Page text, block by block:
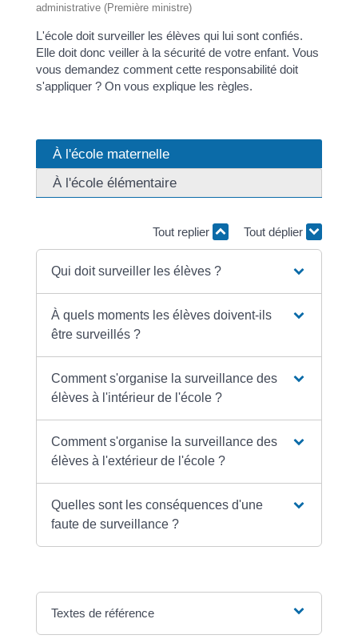
administrative (Première ministre)
L'école doit surveiller les élèves qui lui sont confiés.
Elle doit donc veiller à la sécurité de votre enfant. Vous
vous demandez comment cette responsabilité doit
s'appliquer ? On vous explique les règles.
À l'école maternelle
À l'école élémentaire
Tout replier Tout déplier
Qui doit surveiller les élèves ?
À quels moments les élèves doivent-ils
être surveillés ?
Comment s'organise la surveillance des
élèves à l'intérieur de l'école ?
Comment s'organise la surveillance des
élèves à l'extérieur de l'école ?
Quelles sont les conséquences d'une
faute de surveillance ?
Textes de référence